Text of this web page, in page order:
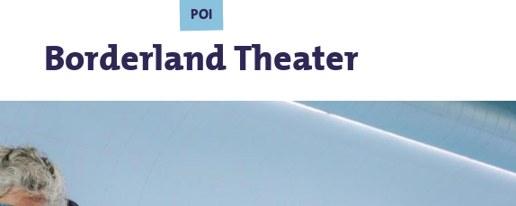
POI
Borderland Theater